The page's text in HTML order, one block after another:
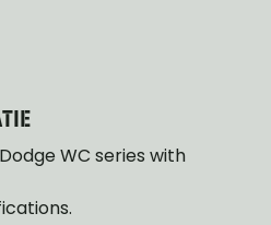
WC series with